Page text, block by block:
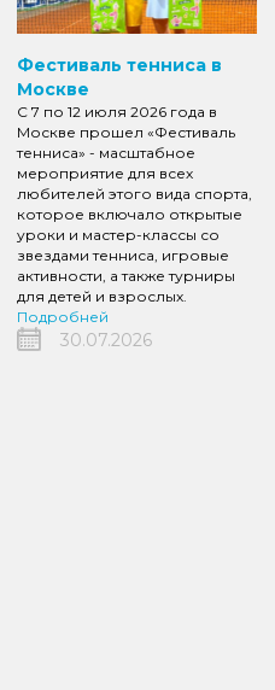
Фестиваль тенниса в
Москве
С 7 по 12 июля 2026 года в
Москве прошел «Фестиваль
тенниса» - масштабное
мероприятие для всех
любителей этого вида спорта,
которое включало открытые
уроки и мастер-классы со
звездами тенниса, игровые
активности, а также турниры
для детей и взрослых.
Подробней
30.07.2026